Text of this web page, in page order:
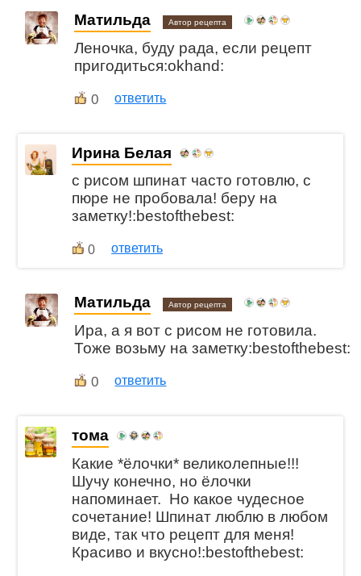
Матильда Автор рецепта
Леночка, буду рада, если рецепт
пригодиться:okhand:
0 ответить
Ирина Белая
с рисом шпинат часто готовлю, с
пюре не пробовала! беру на
заметку!:bestofthebest:
0 ответить
Матильда Автор рецепта
Ира, а я вот с рисом не готовила.
Тоже возьму на заметку:bestofthebest:
0 ответить
тома
Какие *ёлочки* великолепные!!!
Шучу конечно, но ёлочки
напоминает. Но какое чудесное
сочетание! Шпинат люблю в любом
виде, так что рецепт для меня!
Красиво и вкусно!:bestofthebest: